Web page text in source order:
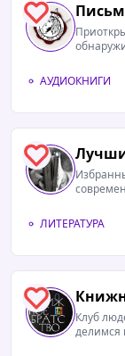
1
АУДИОКНИГИ
0
ЛИТЕРАТУРА
0
Клуб людей,
делимся